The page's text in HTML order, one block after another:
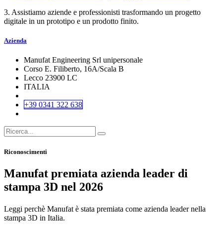
3. Assistiamo aziende e professionisti trasformando un progetto
digitale in un prototipo e un prodotto finito.
Azienda
Manufat Engineering Srl unipersonale
Corso E. Filiberto, 16A/Scala B
Lecco 23900 LC
ITALIA
+39 0341 322 638
Riconoscimenti
Manufat premiata azienda leader di
stampa 3D nel 2026
Leggi perchè Manufat è stata premiata come azienda leader nella
stampa 3D in Italia.